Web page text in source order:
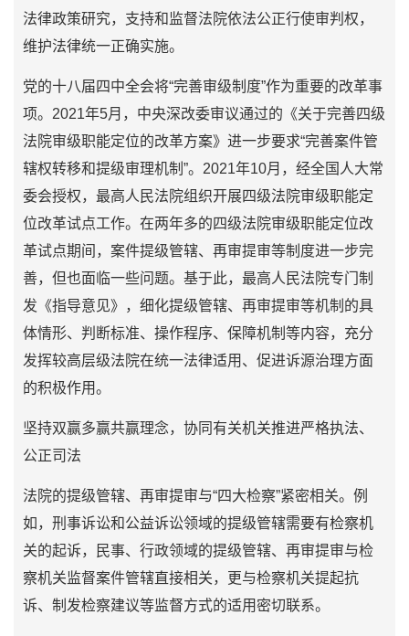
法律政策研究，支持和监督法院依法公正行使审判权，
维护法律统一正确实施。
党的十八届四中全会将“完善审级制度”作为重要的改革事
项。2021年5月，中央深改委审议通过的《关于完善四级
法院审级职能定位的改革方案》进一步要求“完善案件管
辖权转移和提级审理机制”。2021年10月，经全国人大常
委会授权，最高人民法院组织开展四级法院审级职能定
位改革试点工作。在两年多的四级法院审级职能定位改
革试点期间，案件提级管辖、再审提审等制度进一步完
善，但也面临一些问题。基于此，最高人民法院专门制
发《指导意见》，细化提级管辖、再审提审等机制的具
体情形、判断标准、操作程序、保障机制等内容，充分
发挥较高层级法院在统一法律适用、促进诉源治理方面
的积极作用。
坚持双赢多赢共赢理念，协同有关机关推进严格执法、
公正司法
法院的提级管辖、再审提审与“四大检察”紧密相关。例
如，刑事诉讼和公益诉讼领域的提级管辖需要有检察机
关的起诉，民事、行政领域的提级管辖、再审提审与检
察机关监督案件管辖直接相关，更与检察机关提起抗
诉、制发检察建议等监督方式的适用密切联系。